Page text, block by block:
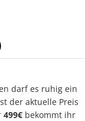
darf es ruhig ein
der aktuelle Preis
499€ bekommt ihr